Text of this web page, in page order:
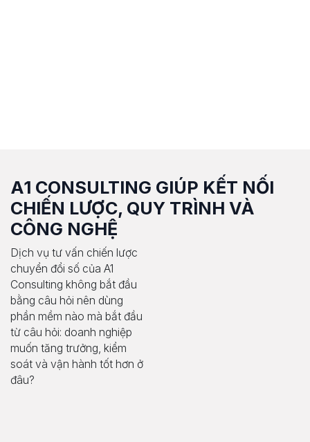
A1 CONSULTING GIÚP KẾT NỐI
CHIẾN LƯỢC, QUY TRÌNH VÀ
CÔNG NGHỆ
Dịch vụ tư vấn chiến lược
chuyển đổi số của A1
Consulting không bắt đầu
bằng câu hỏi nên dùng
phần mềm nào mà bắt đầu
từ câu hỏi: doanh nghiệp
muốn tăng trưởng, kiểm
soát và vận hành tốt hơn ở
đâu?